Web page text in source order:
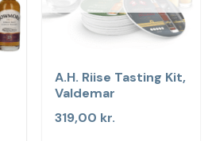
A.H. Riise Tasting Kit,
Valdemar
319,00 kr.